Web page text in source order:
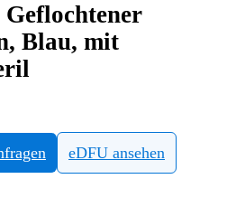
Blau, mit
eDFU ansehen